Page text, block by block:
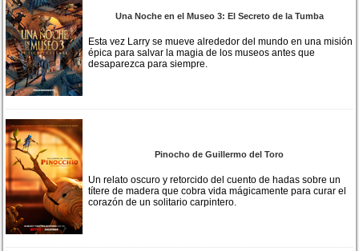
Una Noche en el Museo 3: El Secreto de la Tumba
Esta vez Larry se mueve alrededor del mundo en una misión
épica para salvar la magia de los museos antes que
desaparezca para siempre.
Pinocho de Guillermo del Toro
Un relato oscuro y retorcido del cuento de hadas sobre un
títere de madera que cobra vida mágicamente para curar el
corazón de un solitario carpintero.